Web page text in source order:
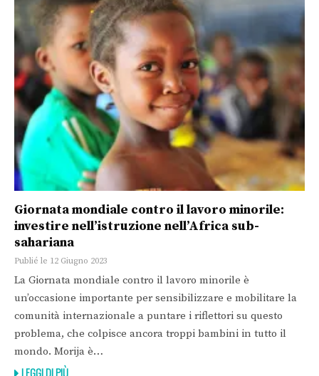
Giornata mondiale contro il lavoro minorile:
investire nell’istruzione nell’Africa sub-
sahariana
Publié le 12 Giugno 2023
La Giornata mondiale contro il lavoro minorile è
un’occasione importante per sensibilizzare e mobilitare la
comunità internazionale a puntare i riflettori su questo
problema, che colpisce ancora troppi bambini in tutto il
mondo. Morija è…
LEGGI DI PIÙ